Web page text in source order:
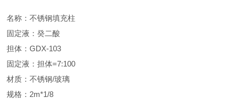
名称：不锈钢填充柱
固定液：癸二酸
担体：GDX-103
固定液：担体=7:100
材质：不锈钢/玻璃
规格：2m*1/8